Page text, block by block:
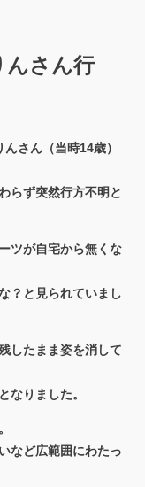
んさん行
さん（当時14歳）
らず突然行方不明と
ツが自宅から無くな
？と見られていまし
したまま姿を消して
なりました。
など広範囲にわたっ